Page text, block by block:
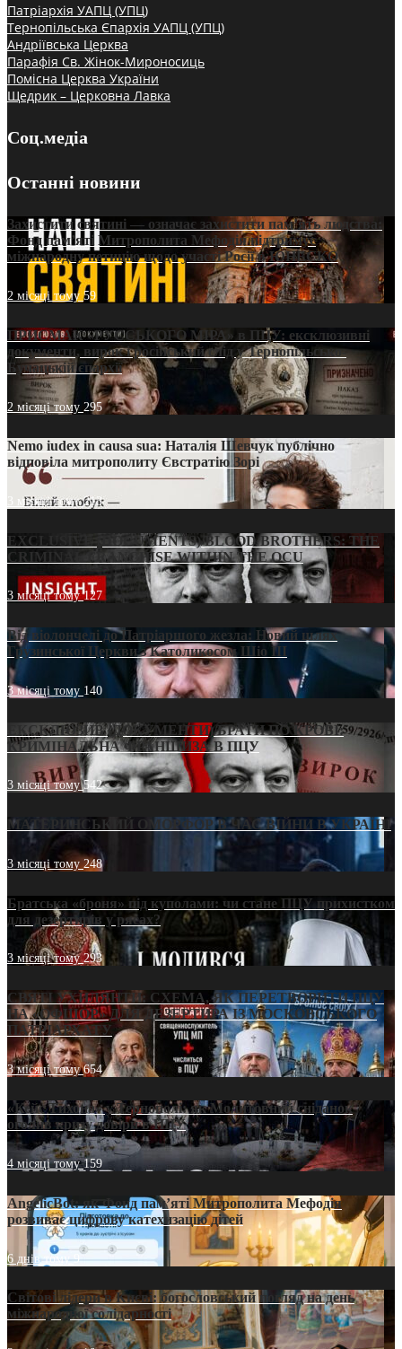
Патріархія УАПЦ (УПЦ)
Тернопільська Єпархія УАПЦ (УПЦ)
Андріївська Церква
Парафія Св. Жінок-Мироносиць
Помісна Церква України
Щедрик – Церковна Лавка
Соц.медіа
Останні новини
Захистити святині — означає захистити пам’ять людства:
Фонд пам’яті Митрополита Мефодія підтримує
міжнародну петицію щодо участі Росії в ЮНЕСКО
2 місяці тому59
ПРИСМАК «РУССЬКОГО МІРА» в ПЦУ: ексклюзивні
документи, вирок і російський слід у Тернопільсько-
Бучацькій єпархії
2 місяці тому 295
Nemo iudex in causa sua: Наталія Шевчук публічно
відповіла митрополиту Євстратію Зорі
3 місяці тому213
EXCLUSIVE (DOCUMENTS)/BLOOD BROTHERS: THE
CRIMINAL FRANCHISE WITHIN THE OCU
3 місяці тому127
Від віолончелі до Патріаршого жезла: Новий шлях
Грузинської Церкви з Католикосом Шіо III
3 місяці тому 140
ЕКСКЛЮЗИВ (ДОКУМЕНТИ)/БРАТИ ПО КРОВІ:
КРИМІНАЛЬНА ФРАНШИЗА В ПЦУ
3 місяці тому542
МАТЕРИНСЬКИЙ ОМОРФОР В ЧАС ВІЙНИ В УКРАЇНІ
3 місяці тому248
Братська «броня» під куполами: чи стане ПЦУ прихистком
для дезертирів у рясах?
3 місяці тому293
СВЯТІ УХИЛЯНТИ: СХЕМА, ЯК ПЕРЕТВОРИТИ ПЦУ
НА «ОФШОР» ДЛЯ ДЕЗЕРТИРА ІЗ МОСКОВСЬКОГО
ПАТРІАРХАТУ
3 місяці тому654
«Кейс Тихона» у Тернополі: як Молитовний сніданок
оголив кризу довіри в ПЦУ
4 місяці тому159
AngelicBot: як Фонд пам’яті Митрополита Мефодія
розвиває цифрову катехизацію дітей
6 днів тому9
Світові лідери в Києві: богословський погляд на день
міжнародної солідарності